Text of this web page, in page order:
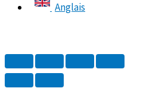
Anglais